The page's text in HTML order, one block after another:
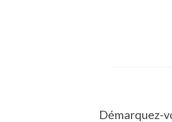
Démarquez-